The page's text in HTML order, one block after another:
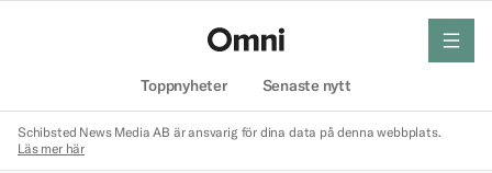
Toppnyheter Senaste nytt
meny
Schibsted News Media AB är ansvarig för dina data på denna webbplats.
Läs mer här